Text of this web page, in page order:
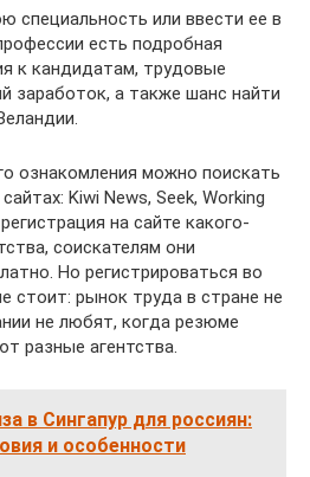
специальность или ввести ее в
есть подробная
к кандидатам, трудовые
заработок, а также шанс найти
ознакомления можно поискать
Kiwi News, Seek, Working
на сайте какого-
соискателям они
Но регистрироваться во
стоит: рынок труда в стране не
не любят, когда резюме
разные агентства.
в Сингапур для россиян:
и особенности